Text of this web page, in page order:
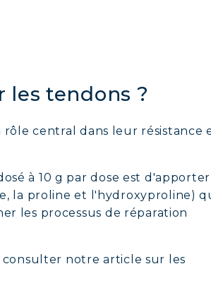
les tendons ?
central dans leur résistance
à 10 g par dose est d'apporter
la proline et l'hydroxyproline)
les processus de réparation
notre article sur les